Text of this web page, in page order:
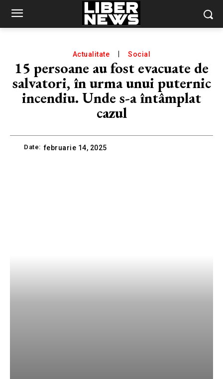
Actualitate Social
15 persoane au fost evacuate de
salvatori, în urma unui puternic
incendiu. Unde s-a întâmplat
cazul
Date: februarie 14, 2025